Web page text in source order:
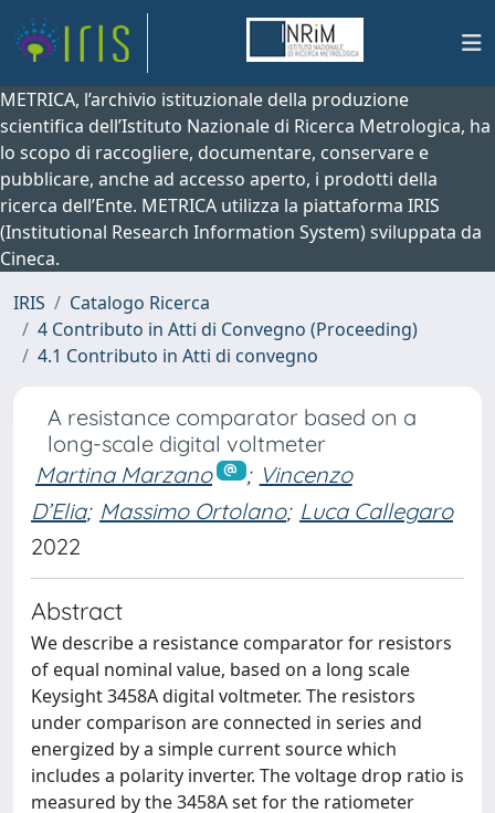
METRICA, l’archivio istituzionale della produzione
scientifica dell’Istituto Nazionale di Ricerca Metrologica, ha
lo scopo di raccogliere, documentare, conservare e
pubblicare, anche ad accesso aperto, i prodotti della
ricerca dell’Ente. METRICA utilizza la piattaforma IRIS
(Institutional Research Information System) sviluppata da
Cineca.
IRIS
Catalogo Ricerca
4 Contributo in Atti di Convegno (Proceeding)
4.1 Contributo in Atti di convegno
A resistance comparator based on a
long-scale digital voltmeter
Martina Marzano
; Vincenzo
D’Elia; Massimo Ortolano; Luca Callegaro
2022
Abstract
We describe a resistance comparator for resistors
of equal nominal value, based on a long scale
Keysight 3458A digital voltmeter. The resistors
under comparison are connected in series and
energized by a simple current source which
includes a polarity inverter. The voltage drop ratio is
measured by the 3458A set for the ratiometer